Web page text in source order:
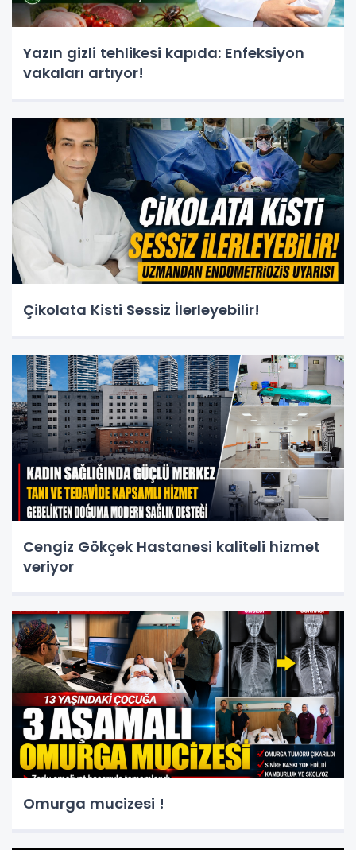
Yazın gizli tehlikesi kapıda: Enfeksiyon
vakaları artıyor!
Çikolata Kisti Sessiz İlerleyebilir!
Cengiz Gökçek Hastanesi kaliteli hizmet
veriyor
Omurga mucizesi !